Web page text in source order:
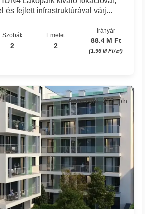
és fejlett infrastruktúrával várj...
Szobák
2
Emelet
2
Irányár
88.4 M Ft
(1.96 M Ft/㎡)
Azonosító: 359_pln